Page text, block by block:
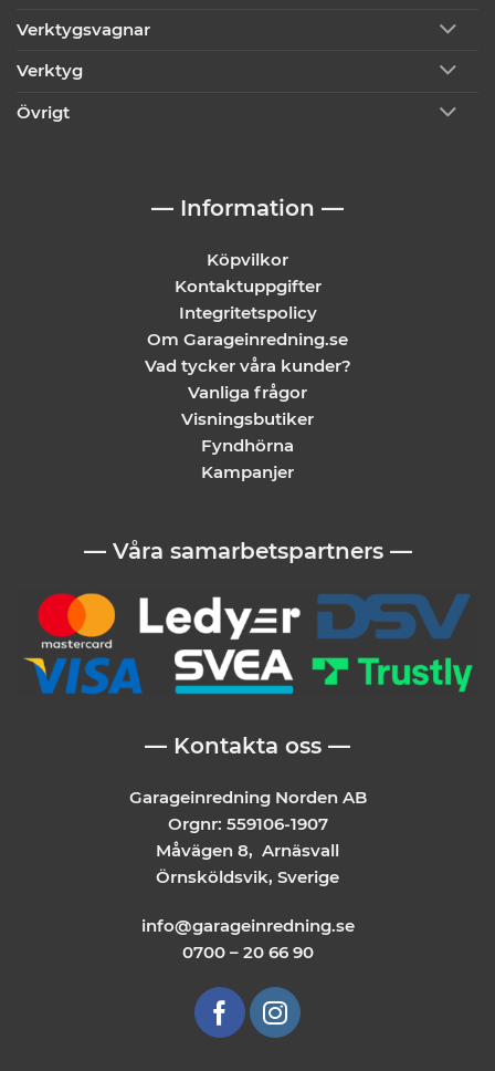
Verktygsvagnar
Verktyg
Övrigt
— Information —
Köpvilkor
Kontaktuppgifter
Integritetspolicy
Om Garageinredning.se
Vad tycker våra kunder?
Vanliga frågor
Visningsbutiker
Fyndhörna
Kampanjer
— Våra samarbetspartners —
— Kontakta oss —
Garageinredning Norden AB
Orgnr: 559106-1907
Måvägen 8, Arnäsvall
Örnsköldsvik, Sverige
info@garageinredning.se
0700 – 20 66 90